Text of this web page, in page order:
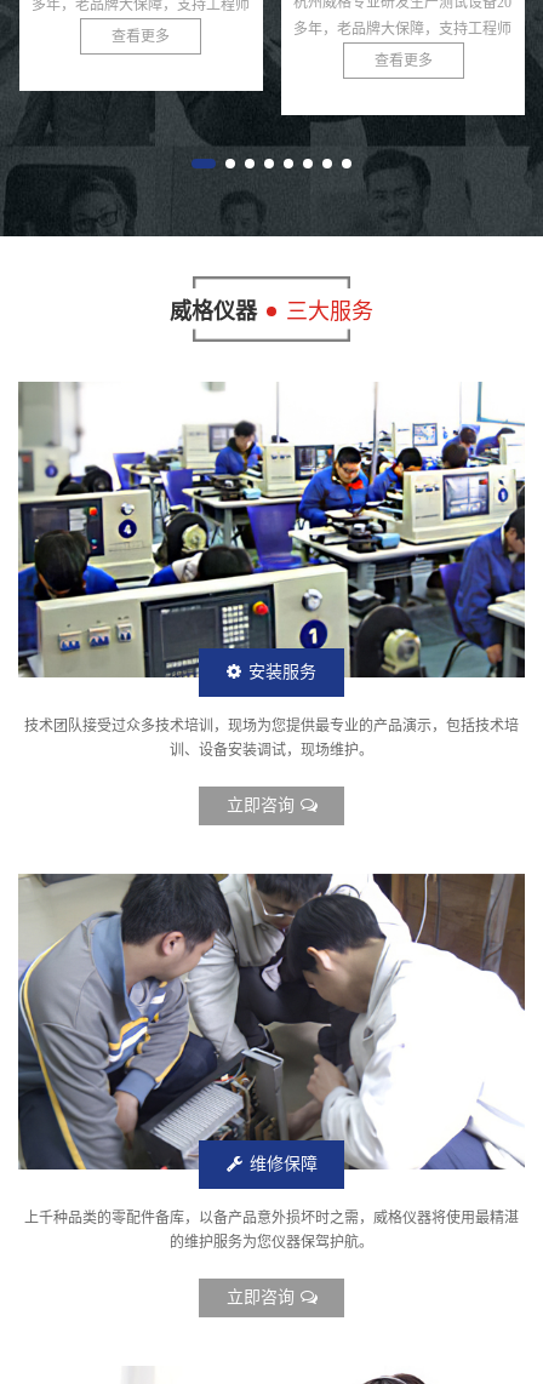
多年，老品牌大保障，支持工程师
免费上门指导！
多年，老品牌大保障，支持工程师
免费上门指导！
查看更多
威格仪器 三大服务
安装服务
技术团队接受过众多技术培训，现场为您提供最专业的产品演示，包括技术培
训、设备安装调试，现场维护。
立即咨询
维修保障
上千种品类的零配件备库，以备产品意外损坏时之需，威格仪器将使用最精湛
的维护服务为您仪器保驾护航。
立即咨询